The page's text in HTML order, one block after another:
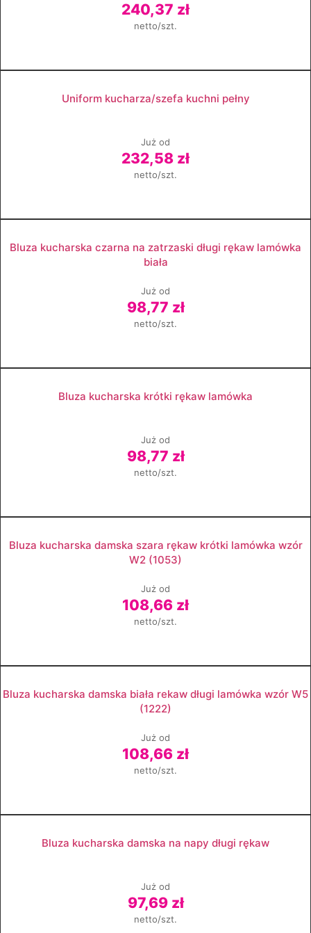
240,37 zł
netto/szt.
Uniform kucharza/szefa kuchni pełny
Już od
232,58 zł
netto/szt.
Bluza kucharska czarna na zatrzaski długi rękaw lamówka
biała
Już od
98,77 zł
netto/szt.
Bluza kucharska krótki rękaw lamówka
Już od
98,77 zł
netto/szt.
Bluza kucharska damska szara rękaw krótki lamówka wzór
W2 (1053)
Już od
108,66 zł
netto/szt.
Bluza kucharska damska biała rekaw długi lamówka wzór W5
(1222)
Już od
108,66 zł
netto/szt.
Bluza kucharska damska na napy długi rękaw
Już od
97,69 zł
netto/szt.